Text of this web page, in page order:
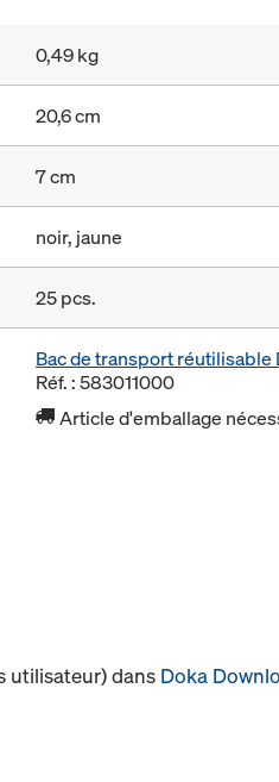
0,49 kg
20,6 cm
7 cm
noir, jaune
25 pcs.
Bac de transport réutilisable
Réf. : 583011000
Article d'emballage
utilisateur) dans Doka